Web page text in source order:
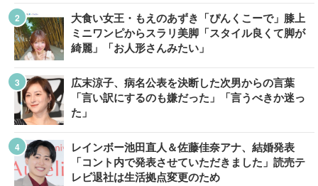
大食い女王・もえのあずき「ぴんくこーで」膝上
ミニワンピからスラリ美脚「スタイル良くて脚が
綺麗」「お人形さんみたい」
広末涼子、病名公表を決断した次男からの言葉
「言い訳にするのも嫌だった」「言うべきか迷っ
た」
レインボー池田直人＆佐藤佳奈アナ、結婚発表
「コント内で発表させていただきました」読売テ
レビ退社は生活拠点変更のため